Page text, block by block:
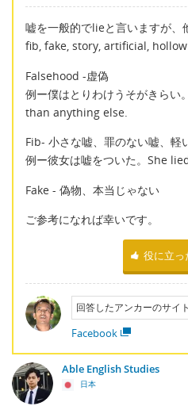
嘘を一般的でlieと言いますが
fib, fake, story, artificial, hollow
Falsehood -虚偽
例ー僕はとりわけうそがきら
than anything else.
Fib- 小さな嘘、罪のない嘘、軽
例ー彼女は嘘をついた。She
Fake - 偽物、本当じゃない
ご参考になれば幸いです。
役に立っ
回答したアンカーのサイト
Facebook
Able English Studies
日本